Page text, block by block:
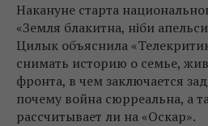
Накануне старта
«Земля блакитна, ніби
Цилык объяснила
снимать историю о семье,
фронта, в чем заключается
почему война сюрреальна, а
рассчитывает ли на «Оскар».